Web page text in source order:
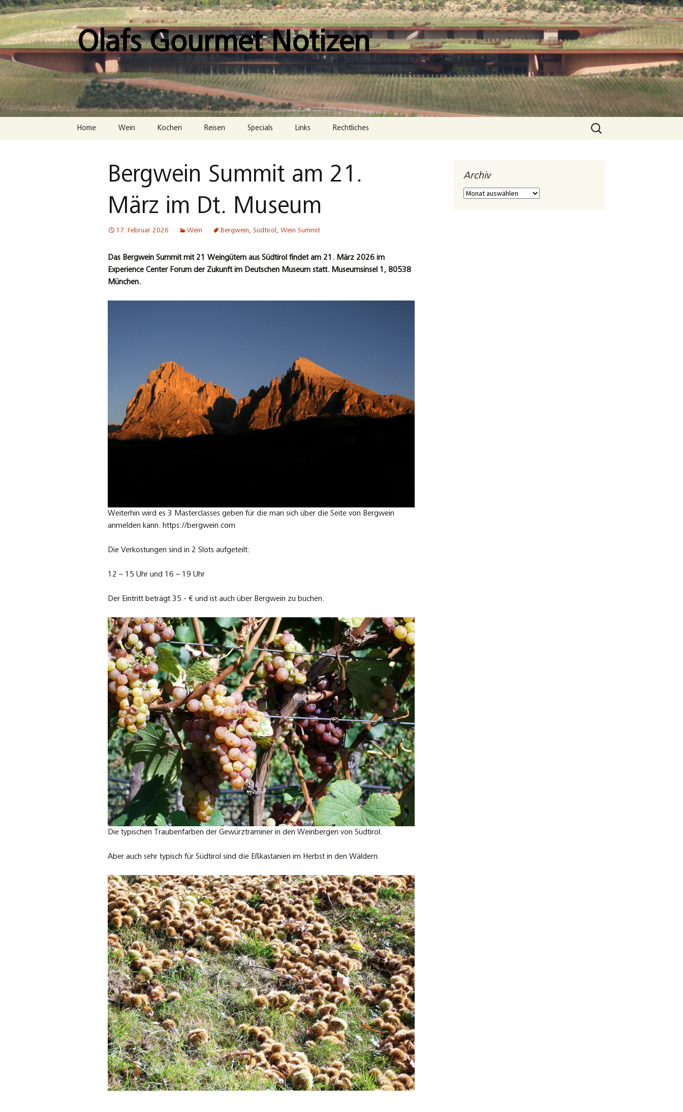
Zum
Inhalt
springen
Olafs Gourmet Notizen
Home Wein Kochen Reisen Specials Links Rechtliches
Datenschutzerklärung
Suchen
nach:
Bergwein Summit am 21.
März im Dt. Museum
17. Februar 2026 Wein Bergwein, Südtirol, Wein Summit
Das Bergwein Summit mit 21 Weingütern aus Südtirol findet am 21. März 2026 im
Experience Center Forum der Zukunft im Deutschen Museum statt. Museumsinsel 1, 80538
München.
Weiterhin wird es 3 Masterclasses geben für die man sich über die Seite von Bergwein
anmelden kann. https://bergwein.com
Die Verkostungen sind in 2 Slots aufgeteilt:
12 – 15 Uhr und 16 – 19 Uhr
Der Eintritt beträgt 35.- € und ist auch über Bergwein zu buchen.
Die typischen Traubenfarben der Gewürztraminer in den Weinbergen von Südtirol.
Aber auch sehr typisch für Südtirol sind die Eßkastanien im Herbst in den Wäldern.
Archiv
Archiv